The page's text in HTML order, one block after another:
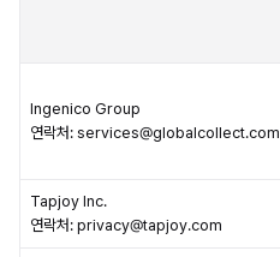
Ingenico Group
연락처: services@globalcollect.com
Tapjoy Inc.
연락처: privacy@tapjoy.com